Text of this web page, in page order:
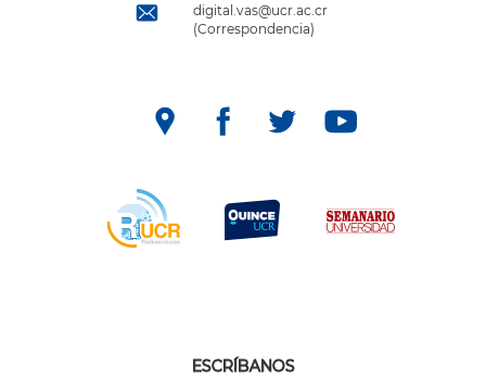
digital.vas@ucr.ac.cr
(Correspondencia)
ESCRÍBANOS